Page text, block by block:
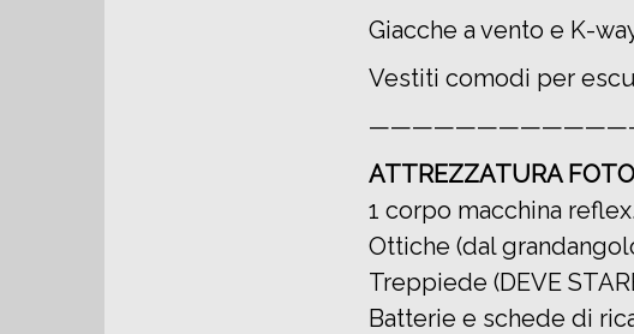
Giacche a vento e K-
Vestiti comodi per
ATTREZZATURA
1 corpo macchina reflex.
Ottiche (dal
Treppiede (DEVE
Batterie e schede di